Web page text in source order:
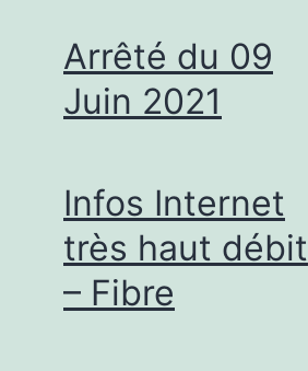
Arrêté du 09
Juin 2021
Infos Internet
très haut débit
– Fibre